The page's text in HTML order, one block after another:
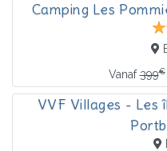
Camping Les
Vanaf399€
VVF Villages - Les